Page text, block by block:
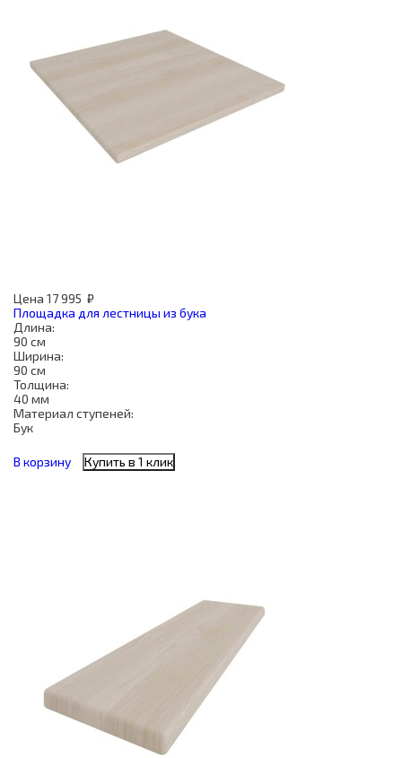
Цена 17 995 ₽
Площадка для лестницы из бука
Длина:
90 см
Ширина:
90 см
Толщина:
40 мм
Материал ступеней:
Бук
В корзину Купить в 1 клик